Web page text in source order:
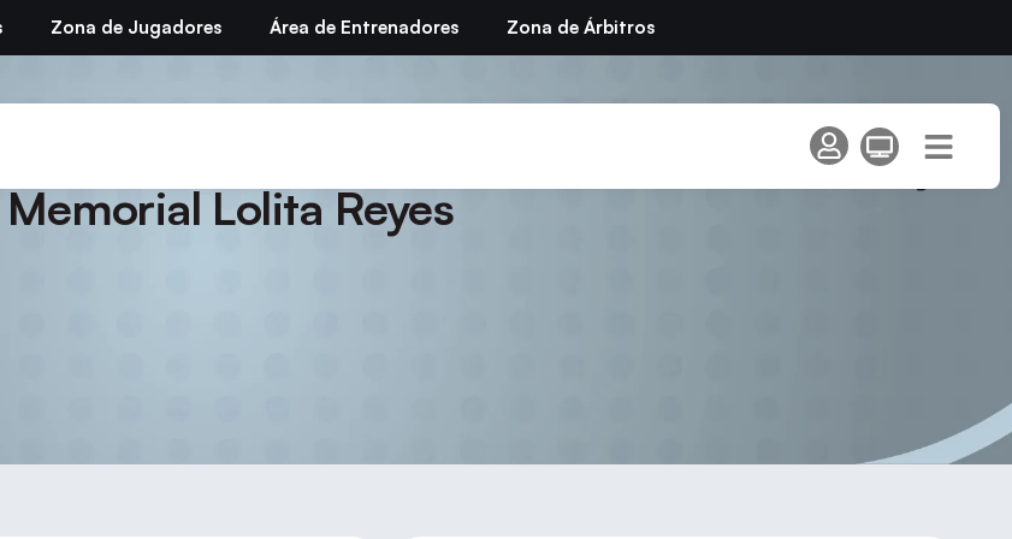
Zona de Jugadores Área de Entrenadores Zona de Árbitros
de Selecciones Autonómicas de Veteranos y
Lolita Reyes